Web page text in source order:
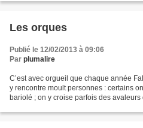
Les orques
Publié le 12/02/2013 à 09:06
Par plumalire
C’est avec orgueil que chaque année
y rencontre moult personnes : certains
bariolé ; on y croise parfois des avaleurs